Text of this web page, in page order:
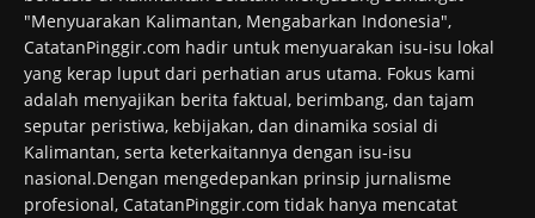
"Menyuarakan Kalimantan, Mengabarkan Indonesia",
CatatanPinggir.com hadir untuk menyuarakan isu-isu lokal
yang kerap luput dari perhatian arus utama. Fokus kami
adalah menyajikan berita faktual, berimbang, dan tajam
seputar peristiwa, kebijakan, dan dinamika sosial di
Kalimantan, serta keterkaitannya dengan isu-isu
nasional.Dengan mengedepankan prinsip jurnalisme
profesional, CatatanPinggir.com tidak hanya mencatat